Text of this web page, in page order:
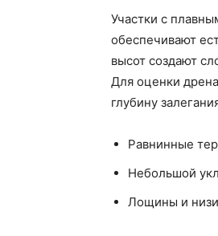
Участки с
обеспечивают
высот создают
Для оценки
глубину
Равнинные
Небольшой
Лощины и